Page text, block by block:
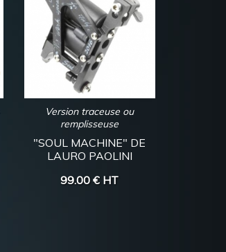
Version traceuse ou
remplisseuse
"SOUL MACHINE" DE
LAURO PAOLINI
99.00 € HT